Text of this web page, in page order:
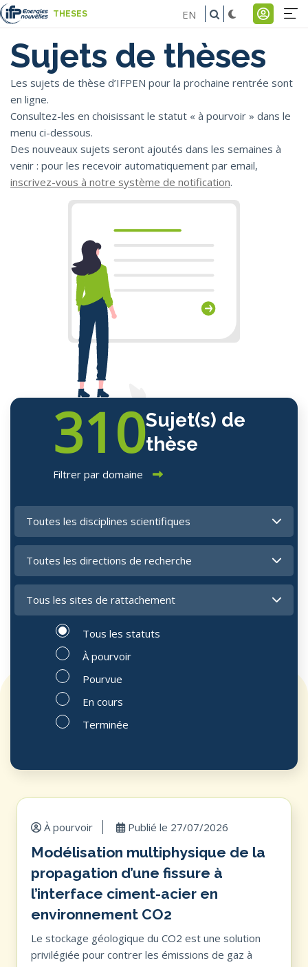
Aller
au
contenu
principal
THESES
Menu
du
de
EN
Sujets de thèses
Les sujets de thèse d’IFPEN pour la prochaine rentrée sont
en ligne.
Consultez-les en choisissant le statut « à pourvoir » dans le
menu ci-dessous.
Des nouveaux sujets seront ajoutés dans les semaines à
venir : pour les recevoir automatiquement par email,
inscrivez-vous à notre système de notification.
310Sujet(s) de
thèse
Filtrer par domaine
Tous les statuts
À pourvoir
Pourvue
En cours
Terminée
À pourvoir Publié le 27/07/2026
Modélisation multiphysique de la
propagation d’une fissure à
l’interface ciment-acier en
environnement CO2
Le stockage géologique du CO2 est une solution
privilégiée pour contrer les émissions de gaz à